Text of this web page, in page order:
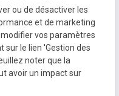
au
8h à
stop
ou de désactiver les
et de marketing
vos paramètres
sur le lien 'Gestion des
noter que la
avoir un impact sur